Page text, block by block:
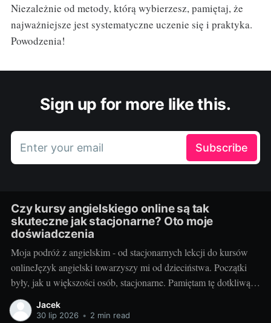
Niezależnie od metody, którą wybierzesz, pamiętaj, że
najważniejsze jest systematyczne uczenie się i praktyka.
Powodzenia!
Sign up for more like this.
Enter your email Subscribe
Czy kursy angielskiego online są tak
skuteczne jak stacjonarne? Oto moje
doświadczenia
Moja podróż z angielskim - od stacjonarnych lekcji do kursów
onlineJęzyk angielski towarzyszy mi od dzieciństwa. Początki
były, jak u większości osób, stacjonarne. Pamiętam tę dotkliwą
niechęć do porannego wstawania, pendolowania do szkoły i
powrotów w gorszym nastroju, niż w momencie wyjścia.
Jacek
30 lip 2026 • 2 min read